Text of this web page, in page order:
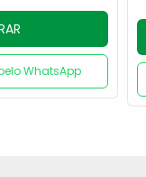
WhatsApp